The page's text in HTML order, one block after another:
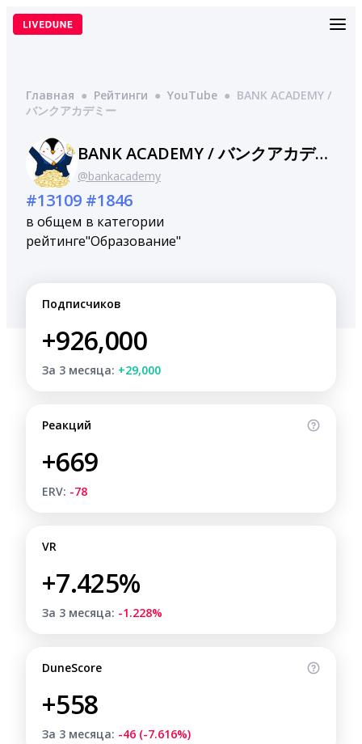
Перейти
Главная ● Рейтинги ● YouTube ● BANK ACADEMY /
バンクアカデミー
BANK ACADEMY / バンクアカデミー
@bankacademy
#13109
в общем
рейтинге
#1846
в категории
"Образование"
Подписчиков
+926,000
За 3 месяца: +29,000
Реакций
+669
ERV: -78
VR
+7.425%
За 3 месяца: -1.228%
DuneScore
+558
За 3 месяца: -46 (-7.616%)